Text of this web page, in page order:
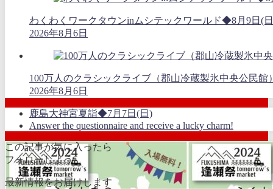
わくわくワークタウンinムシテックワールド◆8月9日(
2026年8月6日
100万人のクラシックライブ（郡山冷蔵製氷中央公民
2026年8月6日
鹿島大神宮夏詣◆7月7日(日)
Answer the questionnaire and receive a lucky charm!
この記事が気に入ったら
フォローしよう
最新情報をお届けします